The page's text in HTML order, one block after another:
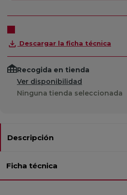
Descargar la ficha técnica
Recogida en tienda
Ver disponibilidad
Ninguna tienda seleccionada
Descripción
Ficha técnica